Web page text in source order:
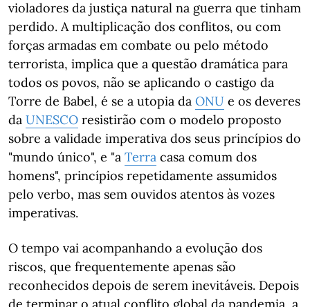
violadores da justiça natural na guerra que tinham
perdido. A multiplicação dos conflitos, ou com
forças armadas em combate ou pelo método
terrorista, implica que a questão dramática para
todos os povos, não se aplicando o castigo da
Torre de Babel, é se a utopia da ONU e os deveres
da UNESCO resistirão com o modelo proposto
sobre a validade imperativa dos seus princípios do
"mundo único", e "a Terra casa comum dos
homens", princípios repetidamente assumidos
pelo verbo, mas sem ouvidos atentos às vozes
imperativas.
O tempo vai acompanhando a evolução dos
riscos, que frequentemente apenas são
reconhecidos depois de serem inevitáveis. Depois